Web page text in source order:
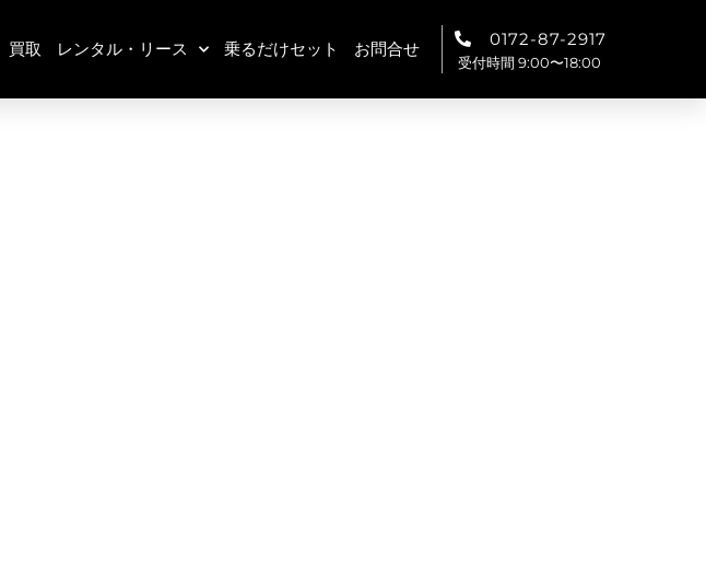
買取 レンタル・リース 乗るだけセット お問合せ 0172-87-2917
受付時間 9:00〜18:00